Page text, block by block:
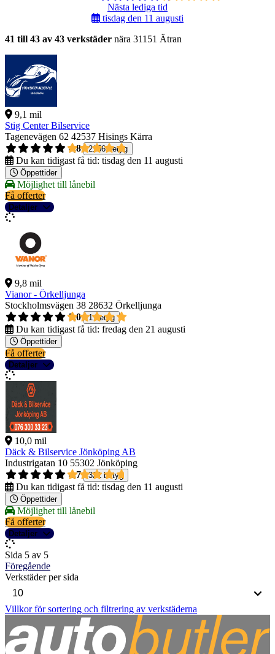
Nästa lediga tid
tisdag den 11 augusti
41 till 43 av 43 verkstäder nära 31151 Ätran
9,1 mil
Stig Center Bilservice
Tagenevägen 62 42537 Hisings Kärra
4,8
2156 betyg
Du kan tidigast få tid: tisdag den 11 augusti
Öppettider
Möjlighet till lånebil
Få offerter
Detaljer
9,8 mil
Vianor - Örkelljunga
Stockholmsvägen 38 28632 Örkelljunga
5,0
1 betyg
Du kan tidigast få tid: fredag den 21 augusti
Öppettider
Få offerter
Detaljer
10,0 mil
Däck & Bilservice Jönköping AB
Industrigatan 10 55302 Jönköping
4,7
321 betyg
Du kan tidigast få tid: tisdag den 11 augusti
Öppettider
Möjlighet till lånebil
Få offerter
Detaljer
Sida 5 av 5
Föregående
Verkstäder per sida
Villkor för sortering och filtrering av verkstäderna